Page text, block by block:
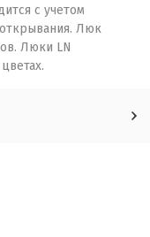
с учетом
Люк
Люки LN